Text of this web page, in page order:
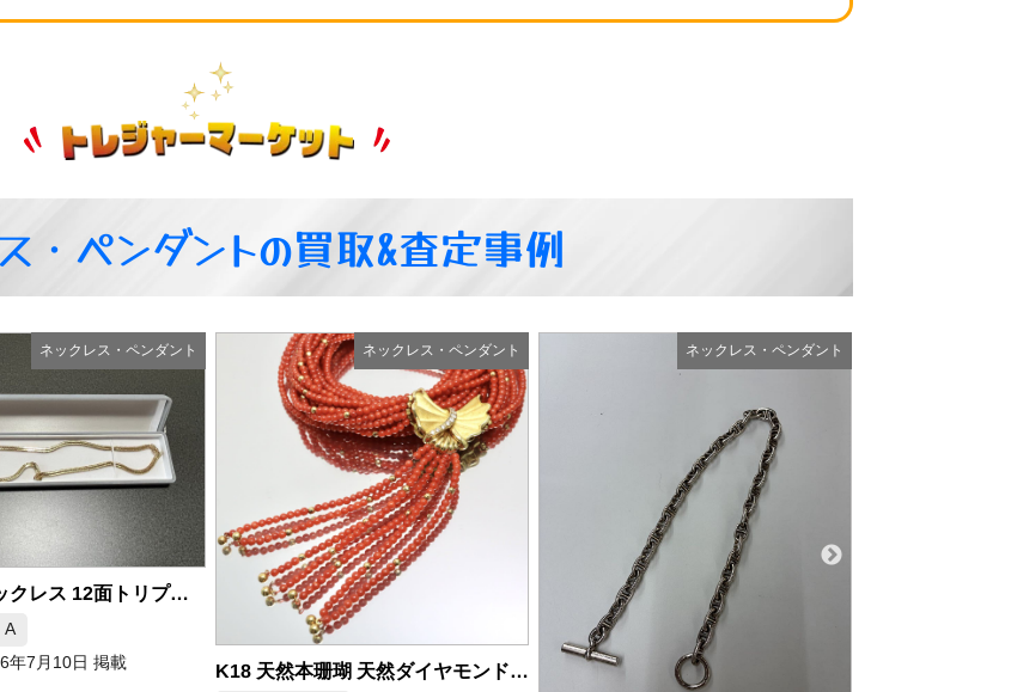
・ペンダントの買取&査定事例
ネックレス・ペンダント ネックレス・ペンダント ネックレス・ペンダント
商品の状態：B
2026年7月9日 掲載